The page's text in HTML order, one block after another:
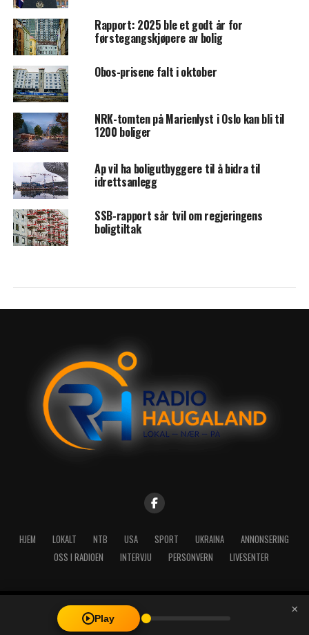
Rapport: 2025 ble et godt år for
førstegangskjøpere av bolig
Obos-prisene falt i oktober
NRK-tomten på Marienlyst i Oslo kan bli til
1200 boliger
Ap vil ha boligutbyggere til å bidra til
idrettsanlegg
SSB-rapport sår tvil om regjeringens
boligtiltak
HJEM LOKALT NTB USA SPORT UKRAINA
ANNONSERING
OSS I RADIOEN
INTERVJU PERSONVERN LIVESENTER
Copyright © 2026 A-Media AS | Radio Haugaland - Haraldsgata 114,
5527 Haugesund - Mail: post@radioh.no - Telefon: 52717273
Play
×